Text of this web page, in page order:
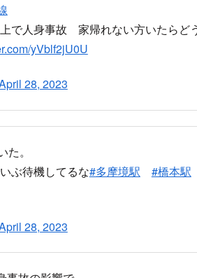
で人身事故 家帰れない方いたらど
yVblf2jU0U
28, 2023
。
ぶ待機してるな#多摩境駅 #橋本駅
28, 2023